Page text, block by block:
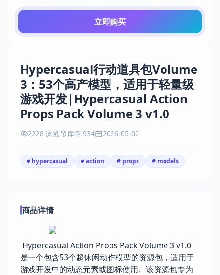
Hypercasual行动道具包Volume
3：53个高产模型，适用于轻量级
游戏开发|Hypercasual Action
Props Pack Volume 3 v1.0
2228 浏览 库存 934 2026-05-02
# hypercasual # action # props # models
商品详情
Hypercasual Action Props Pack Volume 3 v1.0
是一个包含53个超休闲动作模型的资源包，适用于
游戏开发中的动态元素或图标使用。该资源包专为
立即购买